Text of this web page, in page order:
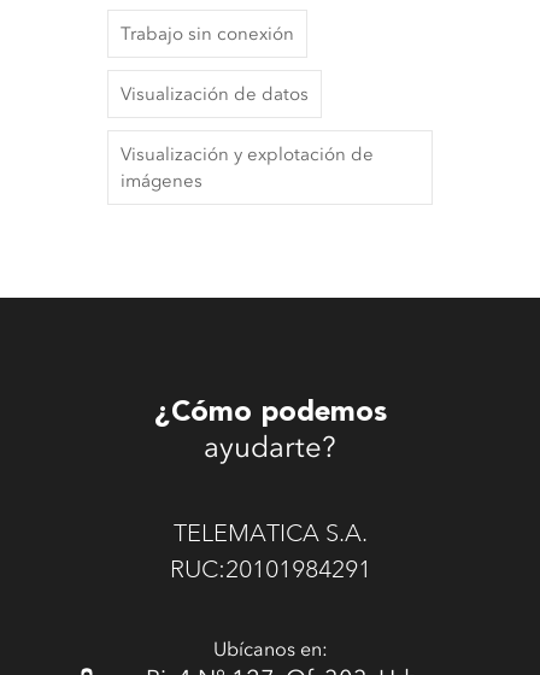
Trabajo sin conexión
Visualización de datos
Visualización y explotación de
imágenes
¿Cómo podemos
ayudarte?
TELEMATICA S.A.
RUC:20101984291
Ubícanos en: